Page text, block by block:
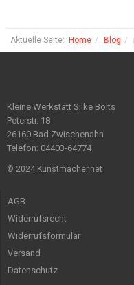
Aktuelle Seite: Home Blog
Kleine Werkstatt Silke Bölts
Peterstr. 18
26160 Bad Zwischenahn
Telefon: 04403-64774
© 2024 Kunstmacher.net
AGB
Widerrufsrecht
Widerrufsformular
Versand
Datenschutz